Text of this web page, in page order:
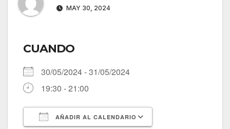
MAY 30, 2024
CUANDO
30/05/2024 - 31/05/2024
19:30 - 21:00
AÑADIR AL CALENDARIO